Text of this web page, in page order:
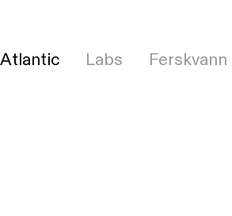
Atlantic Labs Ferskvann